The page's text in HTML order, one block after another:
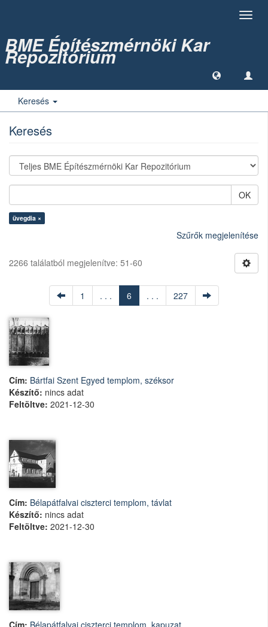
BME Építészmérnöki Kar
Repozitórium
Keresés
Keresés
OK
üvegdia ×
Szűrők megjelenítése
2266 találatból megjelenítve: 51-60
1 . . . 6 . . . 227
Cím: Bártfai Szent Egyed templom, széksor
Készítő: nincs adat
Feltöltve: 2021-12-30
Cím: Bélapátfalvai ciszterci templom, távlat
Készítő: nincs adat
Feltöltve: 2021-12-30
Cím: Bélapátfalvai ciszterci templom, kapuzat